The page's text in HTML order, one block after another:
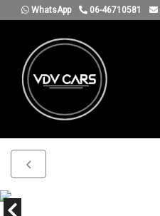
WhatsApp 06-46710581